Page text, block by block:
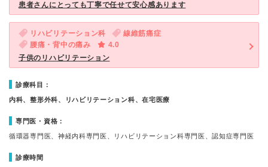
患者さんにとっても丁寧で任せて安心感あります
リハビリテーション科
線維筋痛症
腰痛・背中の痛み
4.0
子供のリハビリテーション
診療科目：
内科、整形外科、リハビリテーション科、在宅医療
専門医・資格：
循環器専門医、神経内科専門医、リハビリテーション科専門医、認知症専門医
診療時間